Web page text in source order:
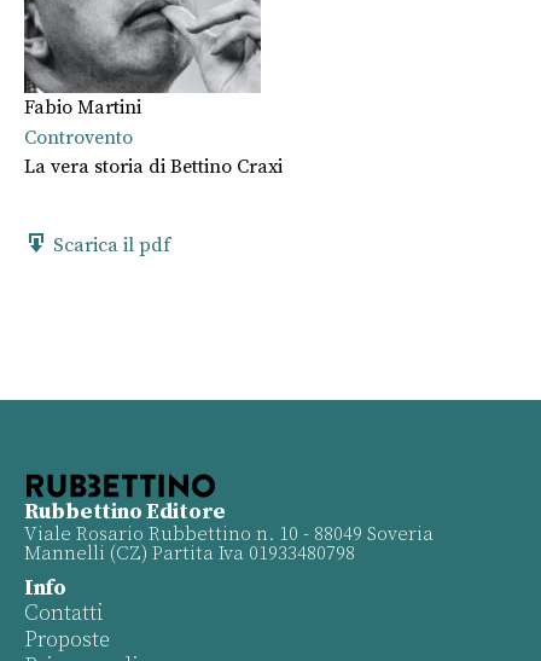
Fabio Martini
Controvento
La vera storia di Bettino Craxi
Scarica il pdf
Rubbettino Editore
Viale Rosario Rubbettino n. 10 - 88049 Soveria
Mannelli (CZ) Partita Iva 01933480798
Info
Contatti
Proposte